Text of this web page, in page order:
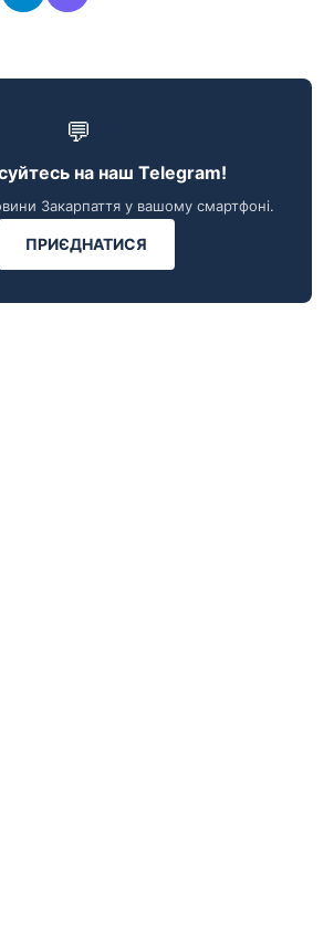
💬
на наш Telegram!
Закарпаття у вашому смартфоні.
ПРИЄДНАТИСЯ